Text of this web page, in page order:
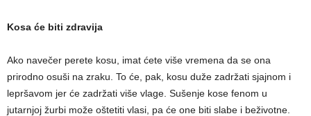
Kosa će biti zdravija
Ako navečer perete kosu, imat ćete više vremena da se ona
prirodno osuši na zraku. To će, pak, kosu duže zadržati sjajnom i
lepršavom jer će zadržati više vlage. Sušenje kose fenom u
jutarnjoj žurbi može oštetiti vlasi, pa će one biti slabe i beživotne.